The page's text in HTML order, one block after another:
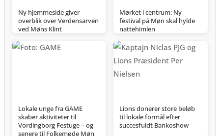
Ny hjemmeside giver
overblik over Verdensarven
ved Møns Klint
Mørket i centrum: Ny
festival på Møn skal hylde
nattehimlen
Lokale unge fra GAME
skaber aktiviteter til
Vordingborg Festuge – og
senere til Folkemøde Møn
Lions donerer store beløb
til lokale formål efter
succesfuldt Bankoshow